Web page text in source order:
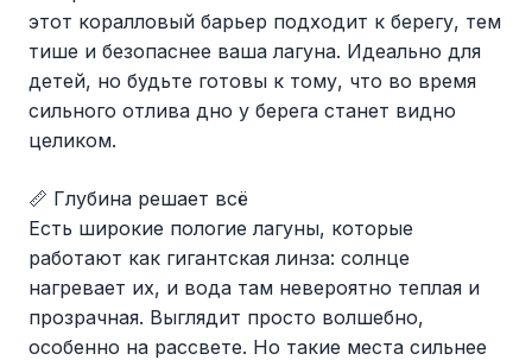
этот коралловый барьер подходит к берегу, тем
тише и безопаснее ваша лагуна. Идеально для
детей, но будьте готовы к тому, что во время
сильного отлива дно у берега станет видно
целиком.
📏 Глубина решает всё
Есть широкие пологие лагуны, которые
работают как гигантская линза: солнце
нагревает их, и вода там невероятно теплая и
прозрачная. Выглядит просто волшебно,
особенно на рассвете. Но такие места сильнее